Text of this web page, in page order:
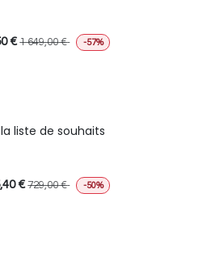
€ 1 649,00€ -57%
€ 729,00€ -50%
liste de souhaits